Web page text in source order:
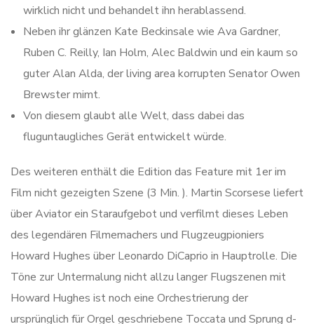
wirklich nicht und behandelt ihn herablassend.
Neben ihr glänzen Kate Beckinsale wie Ava Gardner,
Ruben C. Reilly, Ian Holm, Alec Baldwin und ein kaum so
guter Alan Alda, der living area korrupten Senator Owen
Brewster mimt.
Von diesem glaubt alle Welt, dass dabei das
fluguntaugliches Gerät entwickelt würde.
Des weiteren enthält die Edition das Feature mit 1er im
Film nicht gezeigten Szene (3 Min. ). Martin Scorsese liefert
über Aviator ein Staraufgebot und verfilmt dieses Leben
des legendären Filmemachers und Flugzeugpioniers
Howard Hughes über Leonardo DiCaprio in Hauptrolle. Die
Töne zur Untermalung nicht allzu langer Flugszenen mit
Howard Hughes ist noch eine Orchestrierung der
ursprünglich für Orgel geschriebene Toccata und Sprung d-